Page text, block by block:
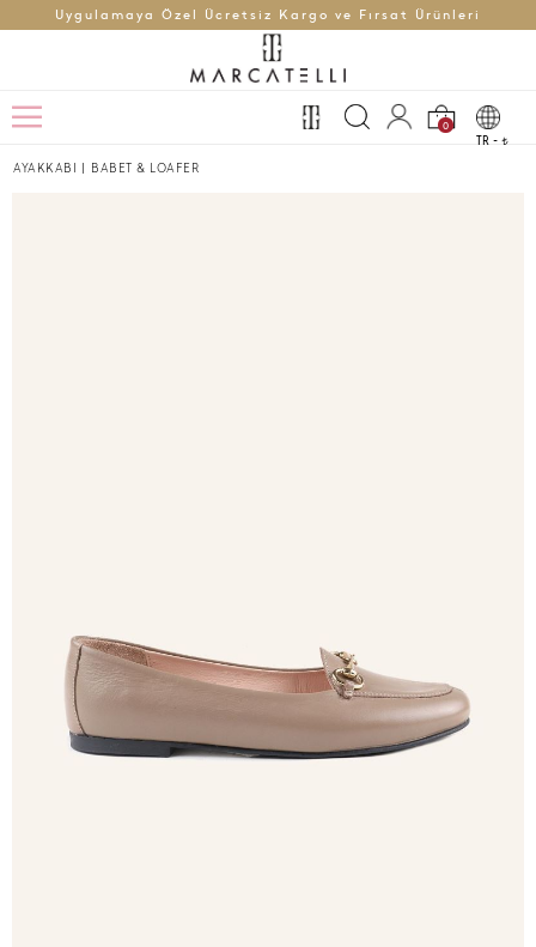
Uygulamaya Özel Ücretsiz Kargo ve Fırsat Ürünleri
0
TR - t
AYAKKABI | BABET & LOAFER